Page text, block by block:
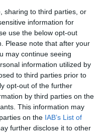
sharing to third parties, or
information for
use the below opt-out
Please note that after your
may continue seeing
information utilized by
to third parties prior to
opt-out of the further
by third parties on the
This information may
on the IAB’s List of
further disclose it to other
το Lykavitos.gr
όλες τις